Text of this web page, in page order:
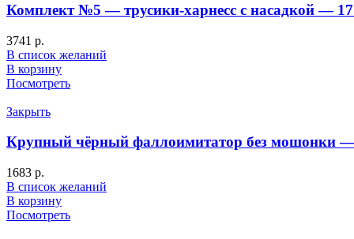
Комплект №5 — трусики-харнесс с насадкой —
3741 р.
В список желаний
В корзину
Посмотреть
Закрыть
Крупный чёрный фаллоимитатор без мошонки —
1683 р.
В список желаний
В корзину
Посмотреть